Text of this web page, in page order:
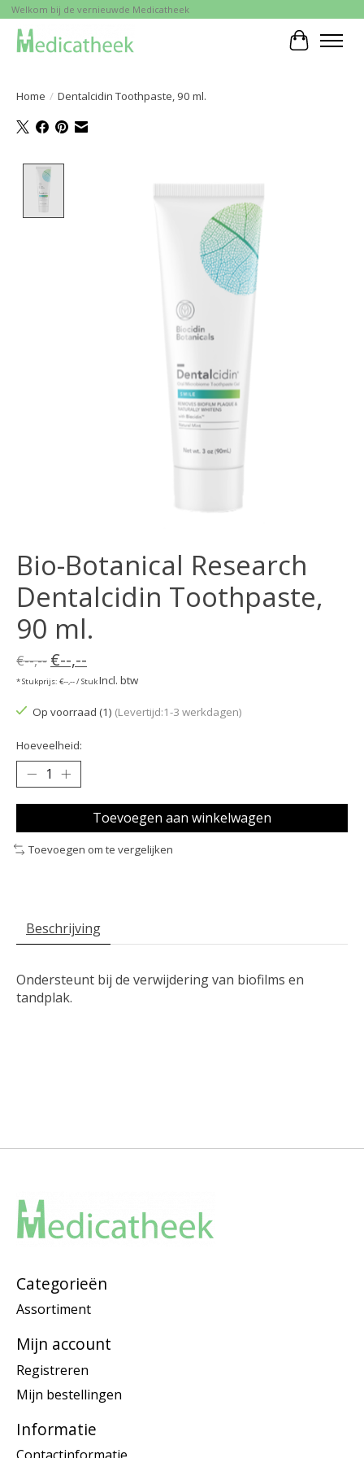
Welkom bij de vernieuwde Medicatheek
Home / Dentalcidin Toothpaste, 90 ml.
Bio-Botanical Research
Dentalcidin Toothpaste,
90 ml.
€--,-- €--,--
* Stukprijs: €--,-- / StukIncl. btw
Op voorraad (1) (Levertijd:1-3 werkdagen)
Hoeveelheid:
Toevoegen aan winkelwagen
Toevoegen om te vergelijken
Beschrijving
Ondersteunt bij de verwijdering van biofilms en
tandplak.
Categorieën
Assortiment
Mijn account
Registreren
Mijn bestellingen
Informatie